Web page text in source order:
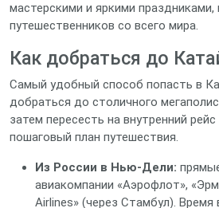
мастерскими и яркими
путешественников со всего мира.
Как добраться до
Самый удобный способ попасть в
добраться до столичного
затем пересесть на внутренний
пошаговый план путешествия.
Из России в Нью‑Дели:
авиакомпании «Аэрофлот»,
Airlines» (через Стамбул). Время